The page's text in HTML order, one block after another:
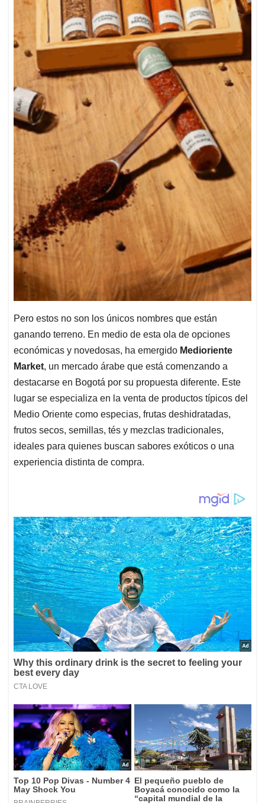
Pero estos no son los únicos nombres que están
ganando terreno. En medio de esta ola de opciones
económicas y novedosas, ha emergido Medioriente
Market, un mercado árabe que está comenzando a
destacarse en Bogotá por su propuesta diferente. Este
lugar se especializa en la venta de productos típicos del
Medio Oriente como especias, frutas deshidratadas,
frutos secos, semillas, tés y mezclas tradicionales,
ideales para quienes buscan sabores exóticos o una
experiencia distinta de compra.